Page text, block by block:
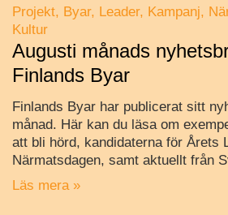
Projekt Byar Leader Kampanj
Kultur
Augusti månads
Finlands Byar
Finlands Byar har publicerat sitt
månad. Här kan du läsa om
att bli hörd, kandidaterna för Årets
Närmatsdagen, samt aktuellt från
Läs mera »